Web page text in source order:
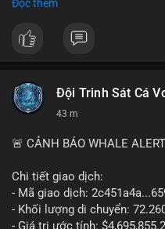
#vlikevn #titanbot
📰 Nguồn: Cointelegraph
Đọc thêm
Đội Trinh Sát Cá
43 m
🚨 CẢNH BÁO WHALE
Chi tiết giao dịch:
- Mã giao dịch:
- Khối lượng di chuyển:
- Giá trị ước tính: